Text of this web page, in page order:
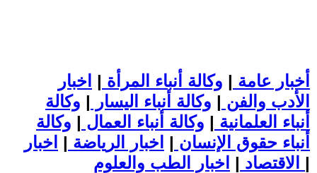
أخبار عامة | وكالة أنباء المرأة | اخبار
الأدب والفن | وكالة أنباء اليسار | وكالة
أنباء العلمانية | وكالة أنباء العمال | وكالة
أنباء حقوق الإنسان | اخبار الرياضة | اخبار
الاقتصاد | |